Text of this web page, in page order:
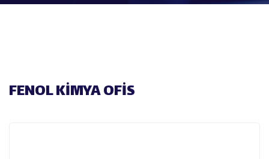
FENOL KİMYA OFİS